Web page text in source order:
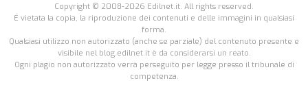
Copyright © 2008-2026 Edilnet.it. All rights reserved.
É vietata la copia, la riproduzione dei contenuti e delle immagini in qualsiasi
forma.
Qualsiasi utilizzo non autorizzato (anche se parziale) del contenuto presente e
visibile nel blog.edilnet.it è da considerarsi un reato.
Ogni plagio non autorizzato verrà perseguito per legge presso il tribunale di
competenza.